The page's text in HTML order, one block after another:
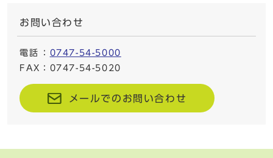
お問い合わせ
電話 ： 0747-54-5000
FAX ：0747-54-5020
メールでのお問い合わせ